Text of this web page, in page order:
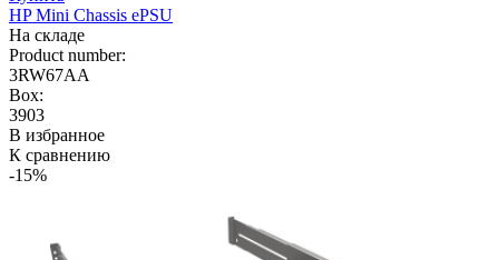
HP Mini Chassis ePSU
На складе
Product number:
3RW67AA
Box:
3903
В избранное
К сравнению
-15%